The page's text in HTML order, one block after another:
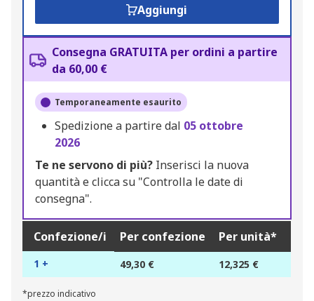
Aggiungi
Consegna GRATUITA per ordini a partire
da 60,00 €
Temporaneamente esaurito
Spedizione a partire dal 05 ottobre
2026
Te ne servono di più? Inserisci la nuova
quantità e clicca su "Controlla le date di
consegna".
Confezione/i Per confezione Per unità*
1 + 49,30 € 12,325 €
*prezzo indicativo